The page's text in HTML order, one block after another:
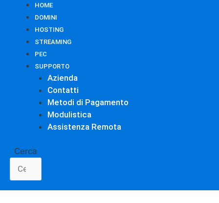
HOME
DOMINI
HOSTING
STREAMING
PEC
SUPPORTO
Azienda
Contatti
Metodi di Pagamento
Modulistica
Assistenza Remota
Cerca